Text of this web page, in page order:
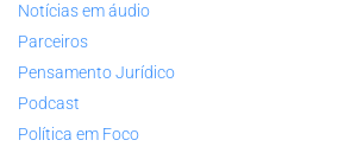
Notícias em áudio
Parceiros
Pensamento Jurídico
Podcast
Política em Foco